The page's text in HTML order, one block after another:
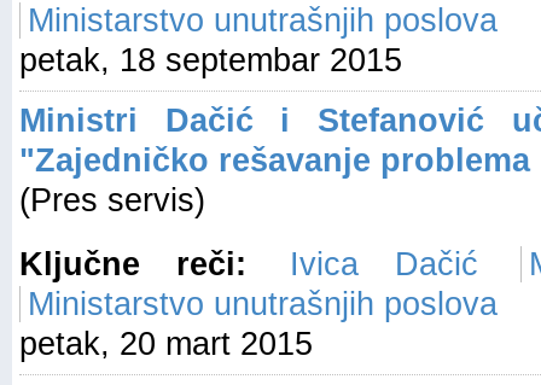
Ministarstvo unutrašnjih poslova
petak, 18 septembar 2015
Ministri Dačić i Stefanović
"Zajedničko rešavanje
(Pres servis)
Ključne reči:
Ivica Dačić
Ministarstvo unutrašnjih poslova
petak, 20 mart 2015